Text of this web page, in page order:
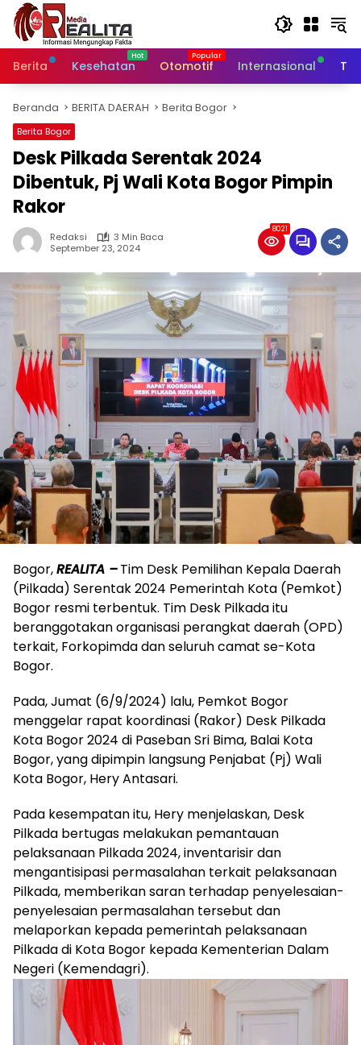
Langsung
konten
Berita
Kesehatan Otomotif Internasional
Beranda BERITA DAERAH Berita Bogor
Berita Bogor
Desk Pilkada Serentak 2024
Dibentuk, Pj Wali Kota Bogor Pimpin
Rakor
Redaksi
3 Min Baca
September 23, 2024
8021
Bogor,REALITA –Tim Desk Pemilihan Kepala Daerah
(Pilkada) Serentak 2024 Pemerintah Kota (Pemkot)
Bogor resmi terbentuk. Tim Desk Pilkada itu
beranggotakan organisasi perangkat daerah (OPD)
terkait, Forkopimda dan seluruh camat se-Kota
Bogor.
Pada, Jumat (6/9/2024) lalu, Pemkot Bogor
menggelar rapat koordinasi (Rakor) Desk Pilkada
Kota Bogor 2024 di Paseban Sri Bima, Balai Kota
Bogor, yang dipimpin langsung Penjabat (Pj) Wali
Kota Bogor, Hery Antasari.
Pada kesempatan itu, Hery menjelaskan, Desk
Pilkada bertugas melakukan pemantauan
pelaksanaan Pilkada 2024, inventarisir dan
mengantisipasi permasalahan terkait pelaksanaan
Pilkada, memberikan saran terhadap penyelesaian-
penyelesaian permasalahan tersebut dan
melaporkan kepada pemerintah pelaksanaan
Pilkada di Kota Bogor kepada Kementerian Dalam
Negeri (Kemendagri).